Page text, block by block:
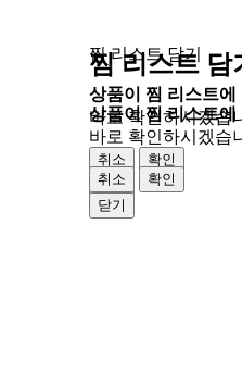
찜 리스트 담기
상품이 찜 리스트에
바로 확인하시겠습
취소
확인
닫기
찜 리스트 담
상품이 찜 리스트에
바로 확인하시겠습
취소
확인
닫기